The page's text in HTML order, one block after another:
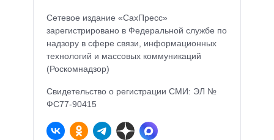
Сетевое издание «СахПресс»
зарегистрировано в Федеральной службе по
надзору в сфере связи, информационных
технологий и массовых коммуникаций
(Роскомнадзор)
Свидетельство о регистрации СМИ: ЭЛ №
ФС77-90415